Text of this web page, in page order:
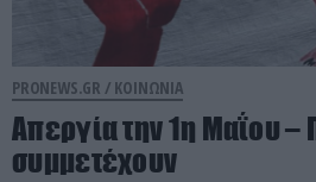
PRONEWS.GR / ΚΟΙΝΩΝΙΑ
Απεργία την 1η Μαΐου –
συμμετέχουν